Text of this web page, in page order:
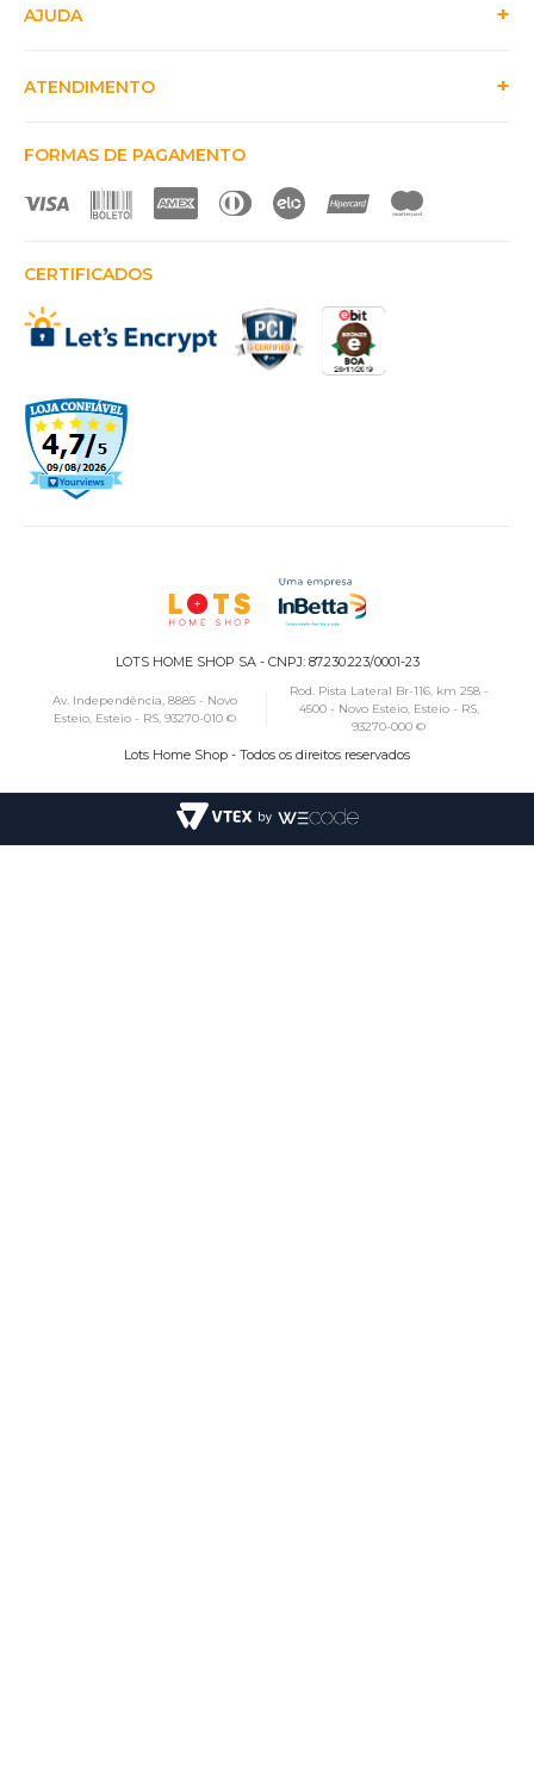
AJUDA
ATENDIMENTO
FORMAS DE PAGAMENTO
CERTIFICADOS
LOTS HOME SHOP SA - CNPJ: 87.230.223/0001-23
Av. Independência, 8885 - Novo
Esteio, Esteio - RS, 93270-010 ©
Rod. Pista Lateral Br-116, km 258 -
4500 - Novo Esteio, Esteio - RS,
93270-000 ©
Lots Home Shop - Todos os direitos reservados